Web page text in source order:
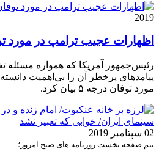
2019
اظهارات عجیب ترامپ در مورد
رئیس‌جمهور آمریکا که همواره مسئله
پیامد‌های پرخطر آن را بی‌اهمیت
مورد توفان درجه ۵ بیان کرد.
02 سپتامبر 2019
نیم صفحه نخست روزنامه های صبح امروز؛